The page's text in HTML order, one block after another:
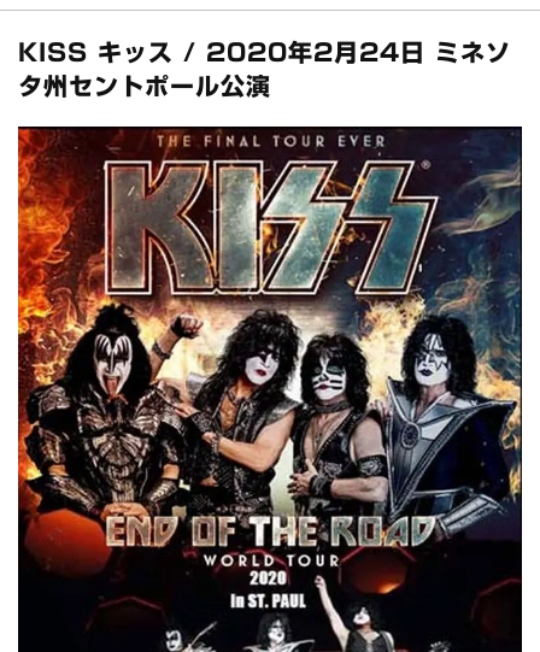
リアム・ギャラガー / 2024年6月3日 カーディフ公演 IEM/AUD 完
全収録！
*NEW RELEASE (最新約3ヶ月)
2024.6.24
スコーピオンズ / 2024年6月15日 リスボン公演 FHD 完全収録！
*NEW RELEASE (最新約3ヶ月)
2024.6.20
マネスキン / 2024年6月9日 ドイツ ROCK AM RING 公演 FHD 完
全収録！
*NEW RELEASE (最新約3ヶ月)
2024.6.9
リアム・ギャラガー / 2024年6月1日 英国シェフィールド公演 完
全収録！
*NEW RELEASE (最新約3ヶ月)
2024.6.9
メガデス / 2023年8月4日 ドイツ W.O.A. 公演 FHD 完全収録！
*NEW RELEASE (最新約3ヶ月)
2024.6.9
ユーライア・ヒープ / 2023年8月3日 ドイツ W.O.A. 公演 FHD 完
全収録！
*NEW RELEASE (最新約3ヶ月)
2024.6.9
ジャーニー / 1979年5月8+9日 コロラド州 2公演 SBD 完全収録！
*NEW RELEASE (最新約3ヶ月)
2024.11.9
NGHFB / 2024年7月28日 フジロック’24公演 超高音質AI-SBD！
*NEW RELEASE (最新約3ヶ月)
2024.8.24
ウォーニング / 2024年4月22日 英リーズ公演 超高音質
IEM+Aud！
KISS キッス / 2020年2月24日 ミネソ
タ州セントポール公演